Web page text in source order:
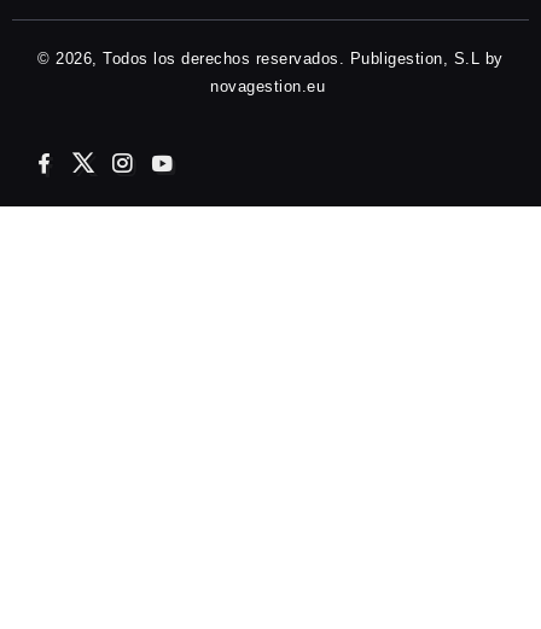
© 2026, Todos los derechos reservados. Publigestion, S.L by
novagestion.eu